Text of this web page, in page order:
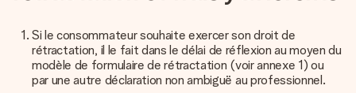
Si le consommateur souhaite exercer son droit de
rétractation, il le fait dans le délai de réflexion au moyen du
modèle de formulaire de rétractation (voirannexe 1) ou
par une autre déclaration non ambiguë au professionnel.